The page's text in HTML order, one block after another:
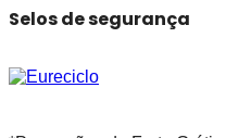
Selos de segurança